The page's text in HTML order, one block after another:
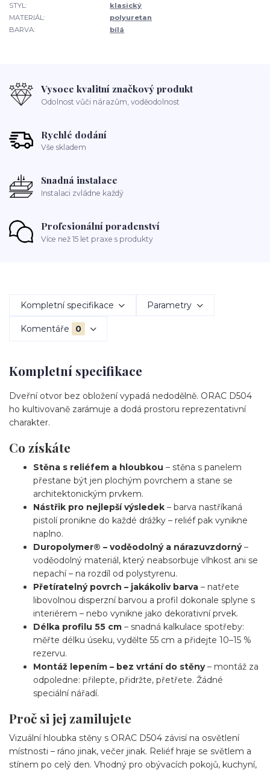
STYL:
klasický
MATERIÁL:
polyuretan
BARVA:
bílá
Vysoce kvalitní značkový produkt
Odolnost vůči nárazům, voděodolnost
Rychlé dodání
Vše skladem
Snadná instalace
Instalaci zvládne každý
Profesionální poradenství
Více než 15 let praxe s produkty
Kompletní specifikace Parametry
Komentáře 0
Kompletní specifikace
Dveřní otvor bez obložení vypadá nedodělně. ORAC D504
ho kultivovaně zarámuje a dodá prostoru reprezentativní
charakter.
Co získáte
Stěna s reliéfem a hloubkou – stěna s panelem
přestane být jen plochým povrchem a stane se
architektonickým prvkem.
Nástřik pro nejlepší výsledek – barva nastříkaná
pistolí pronikne do každé drážky – reliéf pak vynikne
naplno.
Duropolymer® – voděodolný a nárazuvzdorný–
voděodolný materiál, který neabsorbuje vlhkost ani se
nepachí – na rozdíl od polystyrenu.
Přetíratelný povrch – jakákoliv barva – natřete
libovolnou disperzní barvou a profil dokonale splyne s
interiérem – nebo vynikne jako dekorativní prvek.
Délka profilu 55 cm – snadná kalkulace spotřeby:
měřte délku úseku, vydělte 55 cm a přidejte 10–15 %
rezervu.
Montáž lepením – bez vrtání do stěny– montáž za
odpoledne: přilepte, přidržte, přetřete. Žádné
speciální nářadí.
Proč si jej zamilujete
Vizuální hloubka stěny s ORAC D504 závisí na osvětlení
místnosti – ráno jinak, večer jinak. Reliéf hraje se světlem a
stínem po celý den. Vhodný pro obývacích pokojů, kuchyní,